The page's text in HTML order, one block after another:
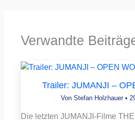
Verwandte
Trailer: JUMANJI –
Von Stefan Holzhauer •
Die letzten JUMANJI-Filme